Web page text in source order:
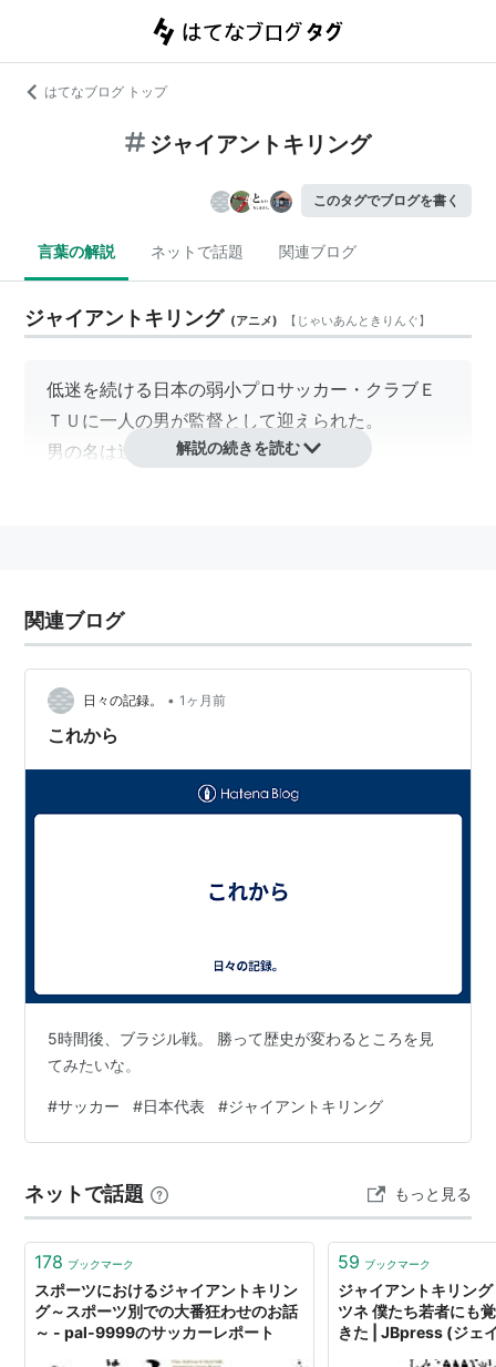
はてなブログ トップ
ジャイアントキリング
このタグでブログを書く
言葉の解説 ネットで話題 関連ブログ
ジャイアントキリング (アニメ) 【 じゃいあんときりんぐ】
低迷を続ける日本の弱小プロサッカー・クラブＥ
ＴＵに一人の男が監督として迎えられた。
男の名は達海猛（たつみ たけし）。
ーム内は開幕前から騒動ばかり、果たしてこの起
用は吉と出るか、凶と出るか!?
（公式サイトより）
サッカー漫画。
TVアニメ。2010年4月、NHK-BS2／ＢＳｈｉで放送
制作：総合ビジョン
キャスト
達海猛：関智一
椿大介：水島大宙
村越茂幸：置鮎龍太郎
ルイジ吉田：小野大輔
後藤恒生：川島得愛
永田有里：浅野真澄
解説の続きを読む
関連ブログ
日々の記録。 • 1ヶ月前
これから
5時間後、ブラジル戦。 勝って歴史が変わるところを見
てみたいな。
#サッカー #日本代表 #ジャイアントキリング
ネットで話題 もっと見る
178 ブックマーク
スポーツにおけるジャイアントキリン
グ～スポーツ別での大番狂わせのお話
～ - pal-9999のサッカーレポート
59 ブックマーク
ジャイアントキリン
ツネ 僕たち若者にも
きた | JBpress (ジェ